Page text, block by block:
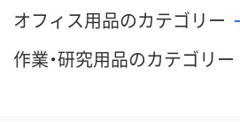
オフィス用品のカテゴリー
作業・研究用品のカテゴリー